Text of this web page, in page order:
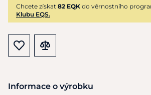
Chcete získat 82 EQK do věrnostního
Klubu EQS.
Informace o výrobku